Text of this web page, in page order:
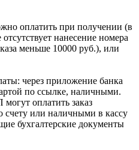
оплатить при получении (в
отсутствует нанесение номера
меньше 10000 руб.), или
через приложение банка
по ссылке, наличными.
оплатить заказ
счету или наличными в кассу
бухгалтерские документы